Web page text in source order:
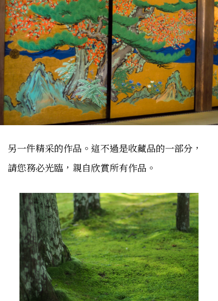
另一件精采的作品。這不過是收藏品的一部分，
請您務必光臨，親自欣賞所有作品。